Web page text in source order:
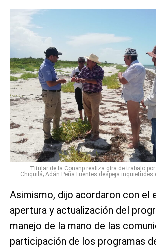
Titular de la Conanp realiza gira de trabajo
Chiquilá; Adán Peña Fuentes despeja inquietudes
Asimismo, dijo acordaron con el
apertura y actualización del
manejo de la mano de las
participación de los programas